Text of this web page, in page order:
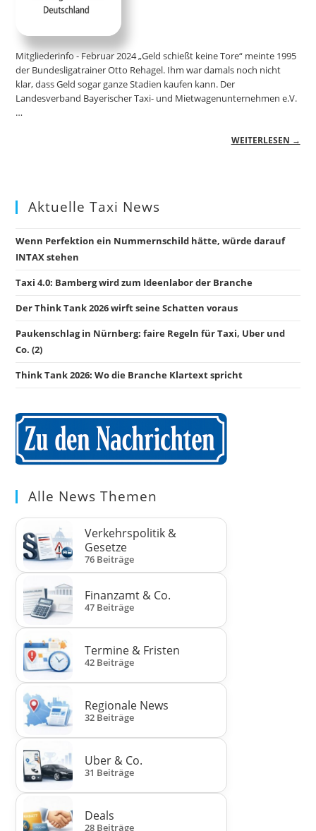
Mitgliederinfo - Februar 2024 „Geld schießt keine Tore“ meinte 1995
der Bundesligatrainer Otto Rehagel. Ihm war damals noch nicht
klar, dass Geld sogar ganze Stadien kaufen kann. Der
Landesverband Bayerischer Taxi- und Mietwagenunternehmen e.V.
…
WEITERLESEN →
Aktuelle Taxi News
Wenn Perfektion ein Nummernschild hätte, würde darauf
INTAX stehen
Taxi 4.0: Bamberg wird zum Ideenlabor der Branche
Der Think Tank 2026 wirft seine Schatten voraus
Paukenschlag in Nürnberg: faire Regeln für Taxi, Uber und
Co. (2)
Think Tank 2026: Wo die Branche Klartext spricht
Alle News Themen
Verkehrspolitik &
Gesetze
76 Beiträge
Finanzamt & Co.
47 Beiträge
Termine & Fristen
42 Beiträge
Regionale News
32 Beiträge
Uber & Co.
31 Beiträge
Deals
28 Beiträge